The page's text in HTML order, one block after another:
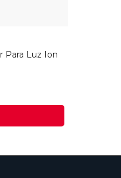
Para Luz Ion